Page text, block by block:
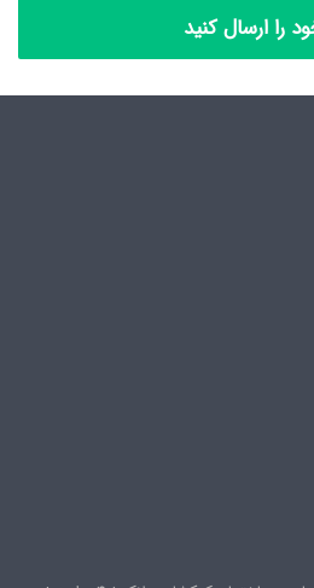
را ارسال کنید